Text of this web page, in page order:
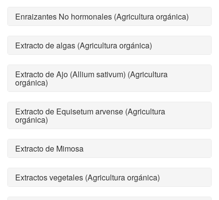
Enraizantes No hormonales (Agricultura orgánica)
Extracto de algas (Agricultura orgánica)
Extracto de Ajo (Allium sativum) (Agricultura
orgánica)
Extracto de Equisetum arvense (Agricultura
orgánica)
Extracto de Mimosa
Extractos vegetales (Agricultura orgánica)